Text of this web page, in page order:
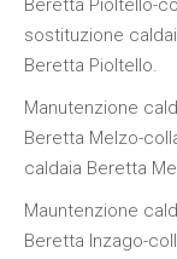
Beretta Pioltello-
sostituzione
Beretta Pioltello.
Manutenzione
Beretta Melzo-
caldaia Beretta
Mauntenzione
Beretta Inzago-